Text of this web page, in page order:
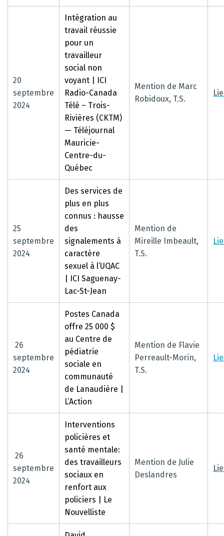
20
septembre
2024
Intégration au
travail réussie
pour un
travailleur
social non
voyant | ICI
Radio-Canada
Télé – Trois-
Rivières (CKTM)
— Téléjournal
Mauricie-
Centre-du-
Québec
Mention de Marc
Robidoux, T.S.
25
septembre
2024
Des services de
plus en plus
connus : hausse
des
signalements à
caractère
sexuel à l’UQAC
| ICI Saguenay-
Lac-St-Jean
Mention de
Mireille Imbeault,
T.S.
26
septembre
2024
Postes Canada
offre 25 000 $
au Centre de
pédiatrie
sociale en
communauté
de Lanaudière |
L’Action
Mention de Flavie
Perreault-Morin,
T.S.
26
septembre
2024
Interventions
policières et
santé mentale:
des travailleurs
sociaux en
renfort aux
policiers | Le
Nouvelliste
Mention de Julie
Deslandres